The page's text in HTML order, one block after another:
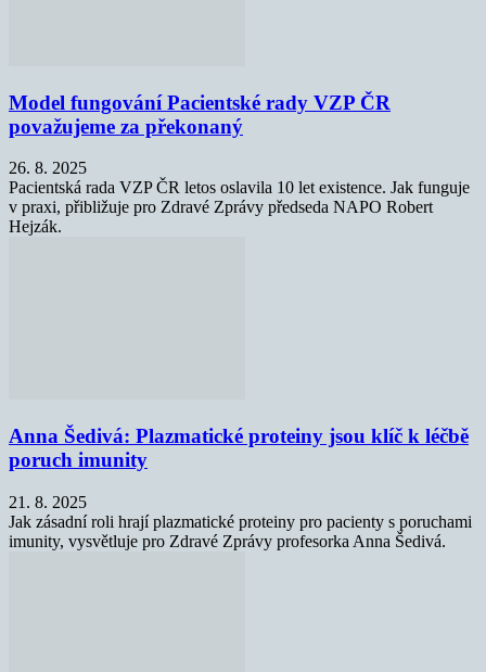
Model fungování Pacientské rady VZP ČR
považujeme za překonaný
26. 8. 2025
Pacientská rada VZP ČR letos oslavila 10 let existence. Jak funguje
v praxi, přibližuje pro Zdravé Zprávy předseda NAPO Robert
Hejzák.
Anna Šedivá: Plazmatické proteiny jsou klíč k léčbě
poruch imunity
21. 8. 2025
Jak zásadní roli hrají plazmatické proteiny pro pacienty s poruchami
imunity, vysvětluje pro Zdravé Zprávy profesorka Anna Šedivá.